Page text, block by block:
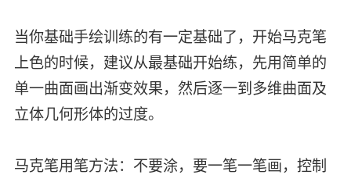
当你基础手绘训练的有一定基础了，开始马克笔
上色的时候，建议从最基础开始练，先用简单的
单一曲面画出渐变效果，然后逐一到多维曲面及
立体几何形体的过度。
马克笔用笔方法：不要涂，要一笔一笔画，控制